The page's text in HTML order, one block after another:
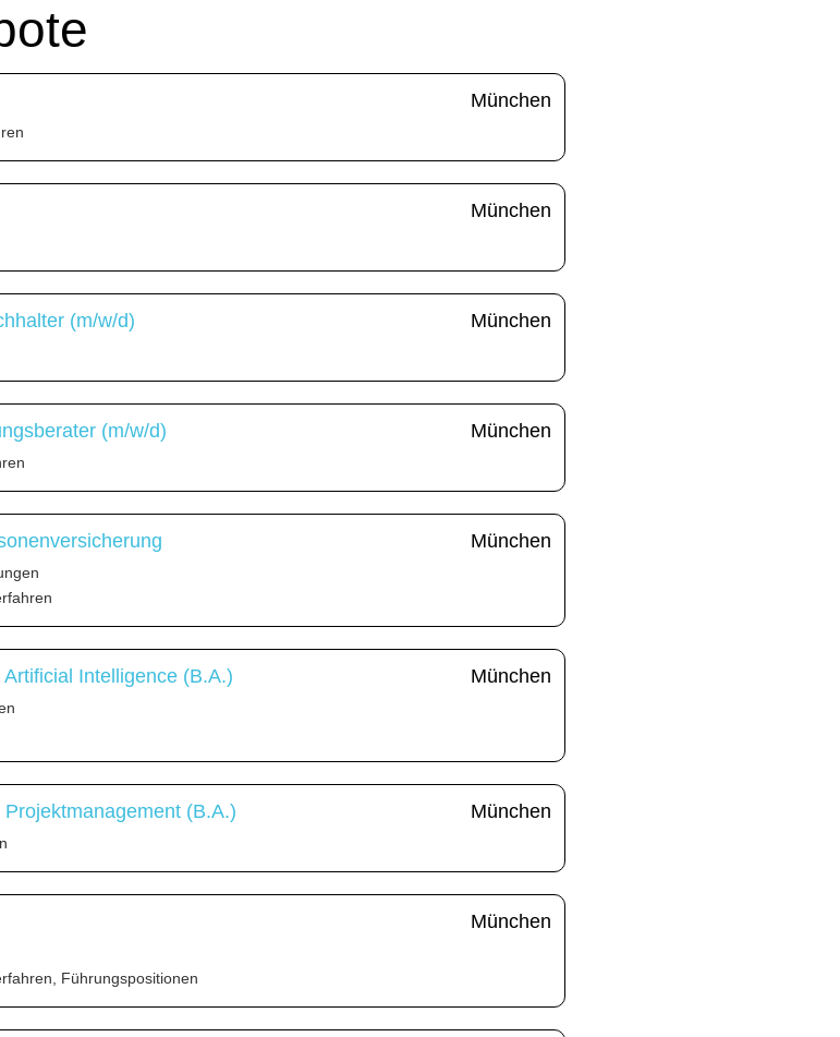
München
München
(m/w/d) München
(m/w/d) München
München
Intelligence (B.A.) München
(B.A.) München
Führungspositionen
München